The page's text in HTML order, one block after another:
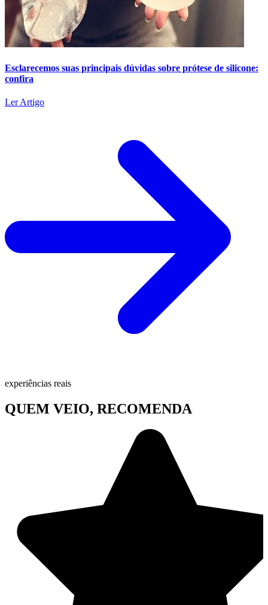
Esclarecemos suas principais dúvidas sobre prótese de silicone:
confira
Ler Artigo
experiências reais
QUEM VEIO, RECOMENDA